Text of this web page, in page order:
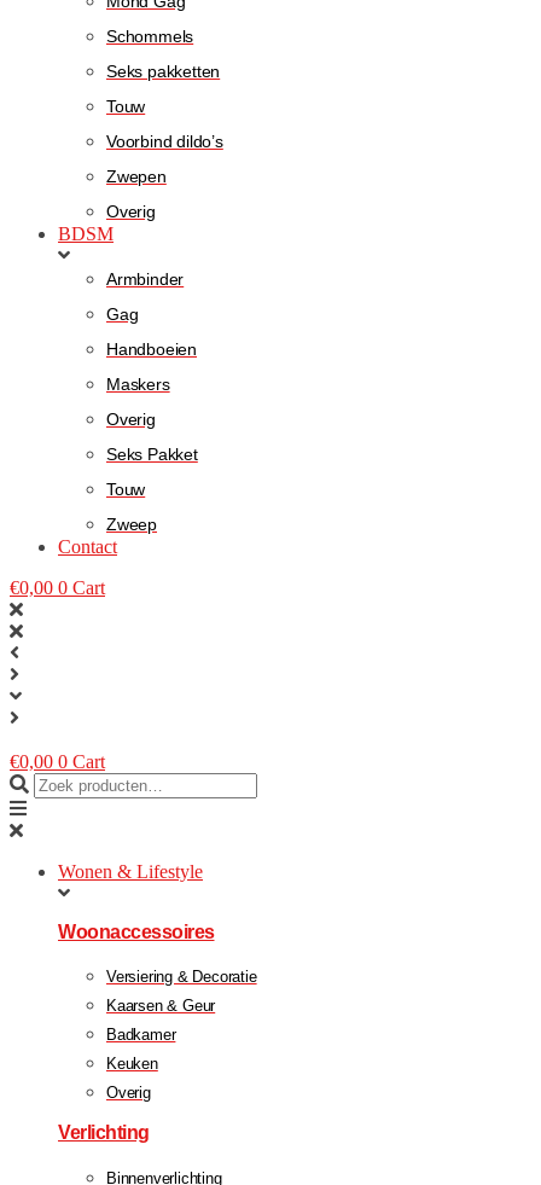
Schommels
Seks pakketten
Touw
Voorbind dildo’s
Zwepen
Overig
BDSM
Armbinder
Gag
Handboeien
Maskers
Overig
Seks Pakket
Touw
Zweep
Contact
€0,00 0 Cart
€0,00 0 Cart
Wonen & Lifestyle
Woonaccessoires
Versiering & Decoratie
Kaarsen & Geur
Badkamer
Keuken
Overig
Verlichting
Binnenverlichting